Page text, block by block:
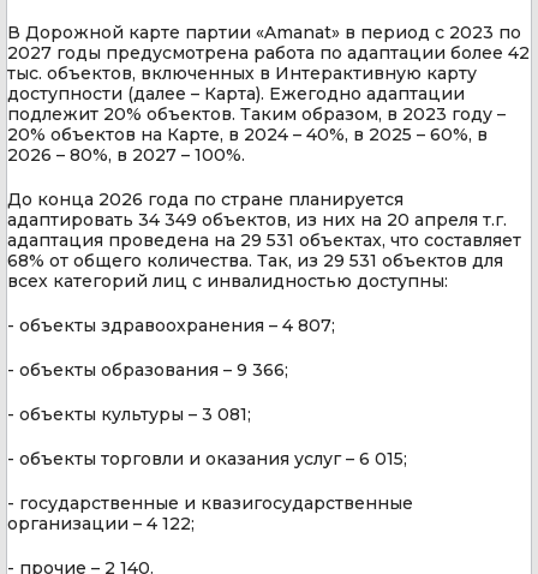
В Дорожной карте партии «Amanat» в период с 2023 по
2027 годы предусмотрена работа по адаптации более 42
тыс. объектов, включенных в Интерактивную карту
доступности (далее – Карта). Ежегодно адаптации
подлежит 20% объектов. Таким образом, в 2023 году –
20% объектов на Карте, в 2024 – 40%, в 2025 – 60%, в
2026 – 80%, в 2027 – 100%.
До конца 2026 года по стране планируется
адаптировать 34 349 объектов, из них на 20 апреля т.г.
адаптация проведена на 29 531 объектах, что составляет
68% от общего количества. Так, из 29 531 объектов для
всех категорий лиц с инвалидностью доступны:
- объекты здравоохранения – 4 807;
- объекты образования – 9 366;
- объекты культуры – 3 081;
- объекты торговли и оказания услуг – 6 015;
- государственные и квазигосударственные
организации – 4 122;
- прочие – 2 140.